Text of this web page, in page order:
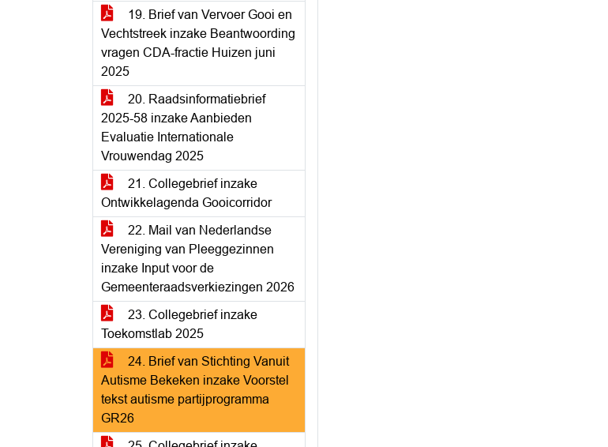
19. Brief van Vervoer Gooi en
Vechtstreek inzake Beantwoording
vragen CDA-fractie Huizen juni
2025
20. Raadsinformatiebrief
2025-58 inzake Aanbieden
Evaluatie Internationale
Vrouwendag 2025
21. Collegebrief inzake
Ontwikkelagenda Gooicorridor
22. Mail van Nederlandse
Vereniging van Pleeggezinnen
inzake Input voor de
Gemeenteraadsverkiezingen 2026
23. Collegebrief inzake
Toekomstlab 2025
24. Brief van Stichting Vanuit
Autisme Bekeken inzake Voorstel
tekst autisme partijprogramma
GR26